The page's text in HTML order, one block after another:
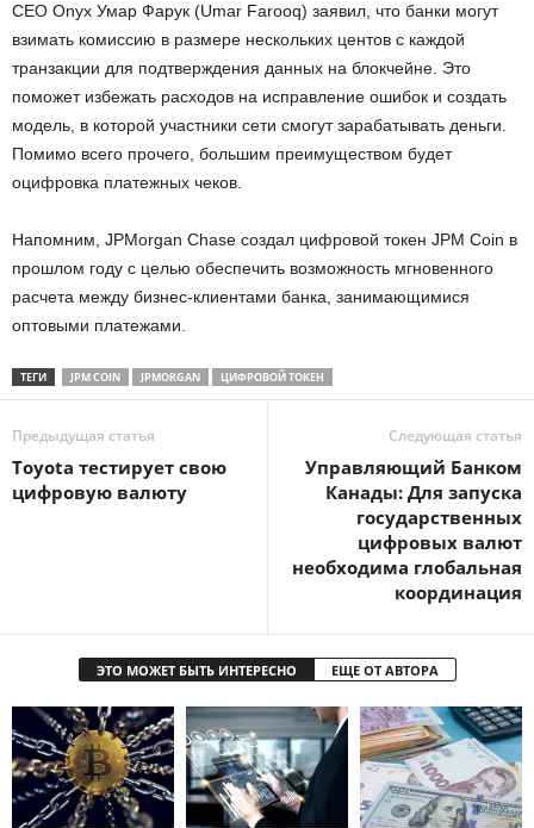
CEO Onyx Умар Фарук (Umar Farooq) заявил, что банки могут
взимать комиссию в размере нескольких центов с каждой
транзакции для подтверждения данных на блокчейне. Это
поможет избежать расходов на исправление ошибок и создать
модель, в которой участники сети смогут зарабатывать деньги.
Помимо всего прочего, большим преимуществом будет
оцифровка платежных чеков.
Напомним, JPMorgan Chase создал цифровой токен JPM Coin в
прошлом году с целью обеспечить возможность мгновенного
расчета между бизнес-клиентами банка, занимающимися
оптовыми платежами.
ТЕГИ JPM COIN JPMORGAN ЦИФРОВОЙ ТОКЕН
Предыдущая статья
Toyota тестирует свою
цифровую валюту
Следующая статья
Управляющий Банком
Канады: Для запуска
государственных
цифровых валют
необходима глобальная
координация
ЭТО МОЖЕТ БЫТЬ ИНТЕРЕСНО ЕЩЕ ОТ АВТОРА